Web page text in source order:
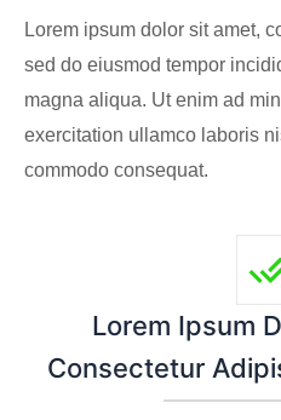
Lorem ipsum dolor sit amet,
sed do eiusmod tempor
magna aliqua. Ut enim ad
exercitation ullamco laboris
commodo consequat.
Lorem Ipsum
Consectetur